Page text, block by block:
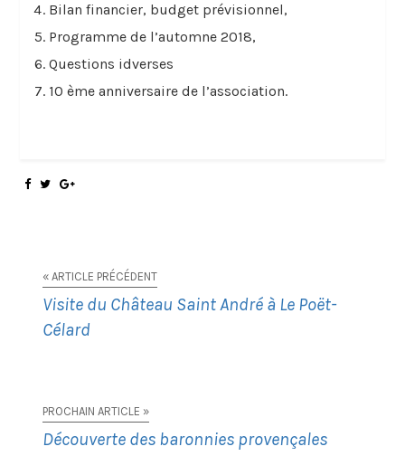
Bilan financier, budget prévisionnel,
Programme de l’automne 2018,
Questions idverses
10 ème anniversaire de l’association.
« ARTICLE PRÉCÉDENT
Visite du Château Saint André à Le Poët-
Célard
PROCHAIN ARTICLE »
Découverte des baronnies provençales